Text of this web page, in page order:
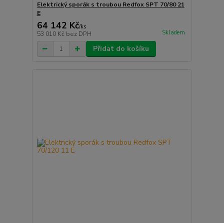
Elektrický sporák s troubou Redfox SPT 70/80 21
E
64 142 Kč/ks
53 010 Kč bez DPH Skladem
Přidat do košíku